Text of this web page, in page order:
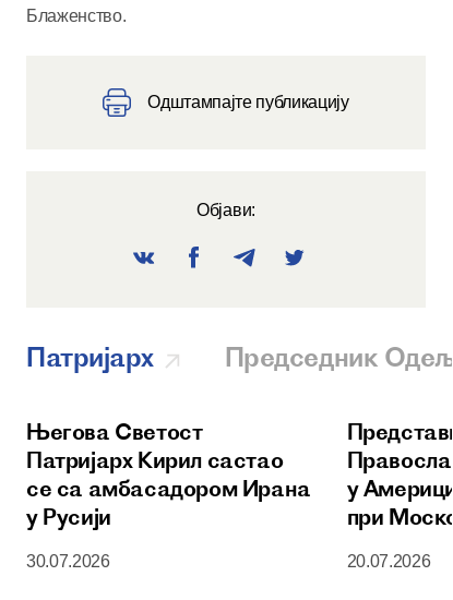
Блаженство.
Одштампајте публикацију
Објави:
Патријарх Председник
Његова Светост
Патријарх Кирил састао
се са амбасадором Ирана
у Русији
30.07.2026
у Америци
при
уручен
20.07.2026